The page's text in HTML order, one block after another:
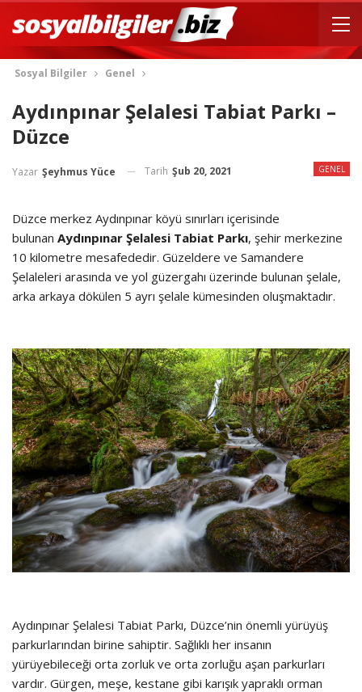
Sosyal Bilgiler Genel
Aydınpınar Şelalesi Tabiat Parkı –
Düzce
GENEL
Yazar Şeyhmus Yüce Tarih Şub 20, 2021
Düzce merkez Aydınpınar köyü sınırları içerisinde
bulunan Aydınpınar Şelalesi Tabiat Parkı, şehir merkezine
10 kilometre mesafededir. Güzeldere ve Samandere
Şelaleleri arasında ve yol güzergahı üzerinde bulunan şelale,
arka arkaya dökülen 5 ayrı şelale kümesinden oluşmaktadır.
Aydınpınar Şelalesi Tabiat Parkı, Düzce’nin önemli yürüyüş
parkurlarından birine sahiptir. Sağlıklı her insanın
yürüyebileceği orta zorluk ve orta zorluğu aşan parkurları
vardır. Gürgen, meşe, kestane gibi karışık yapraklı orman